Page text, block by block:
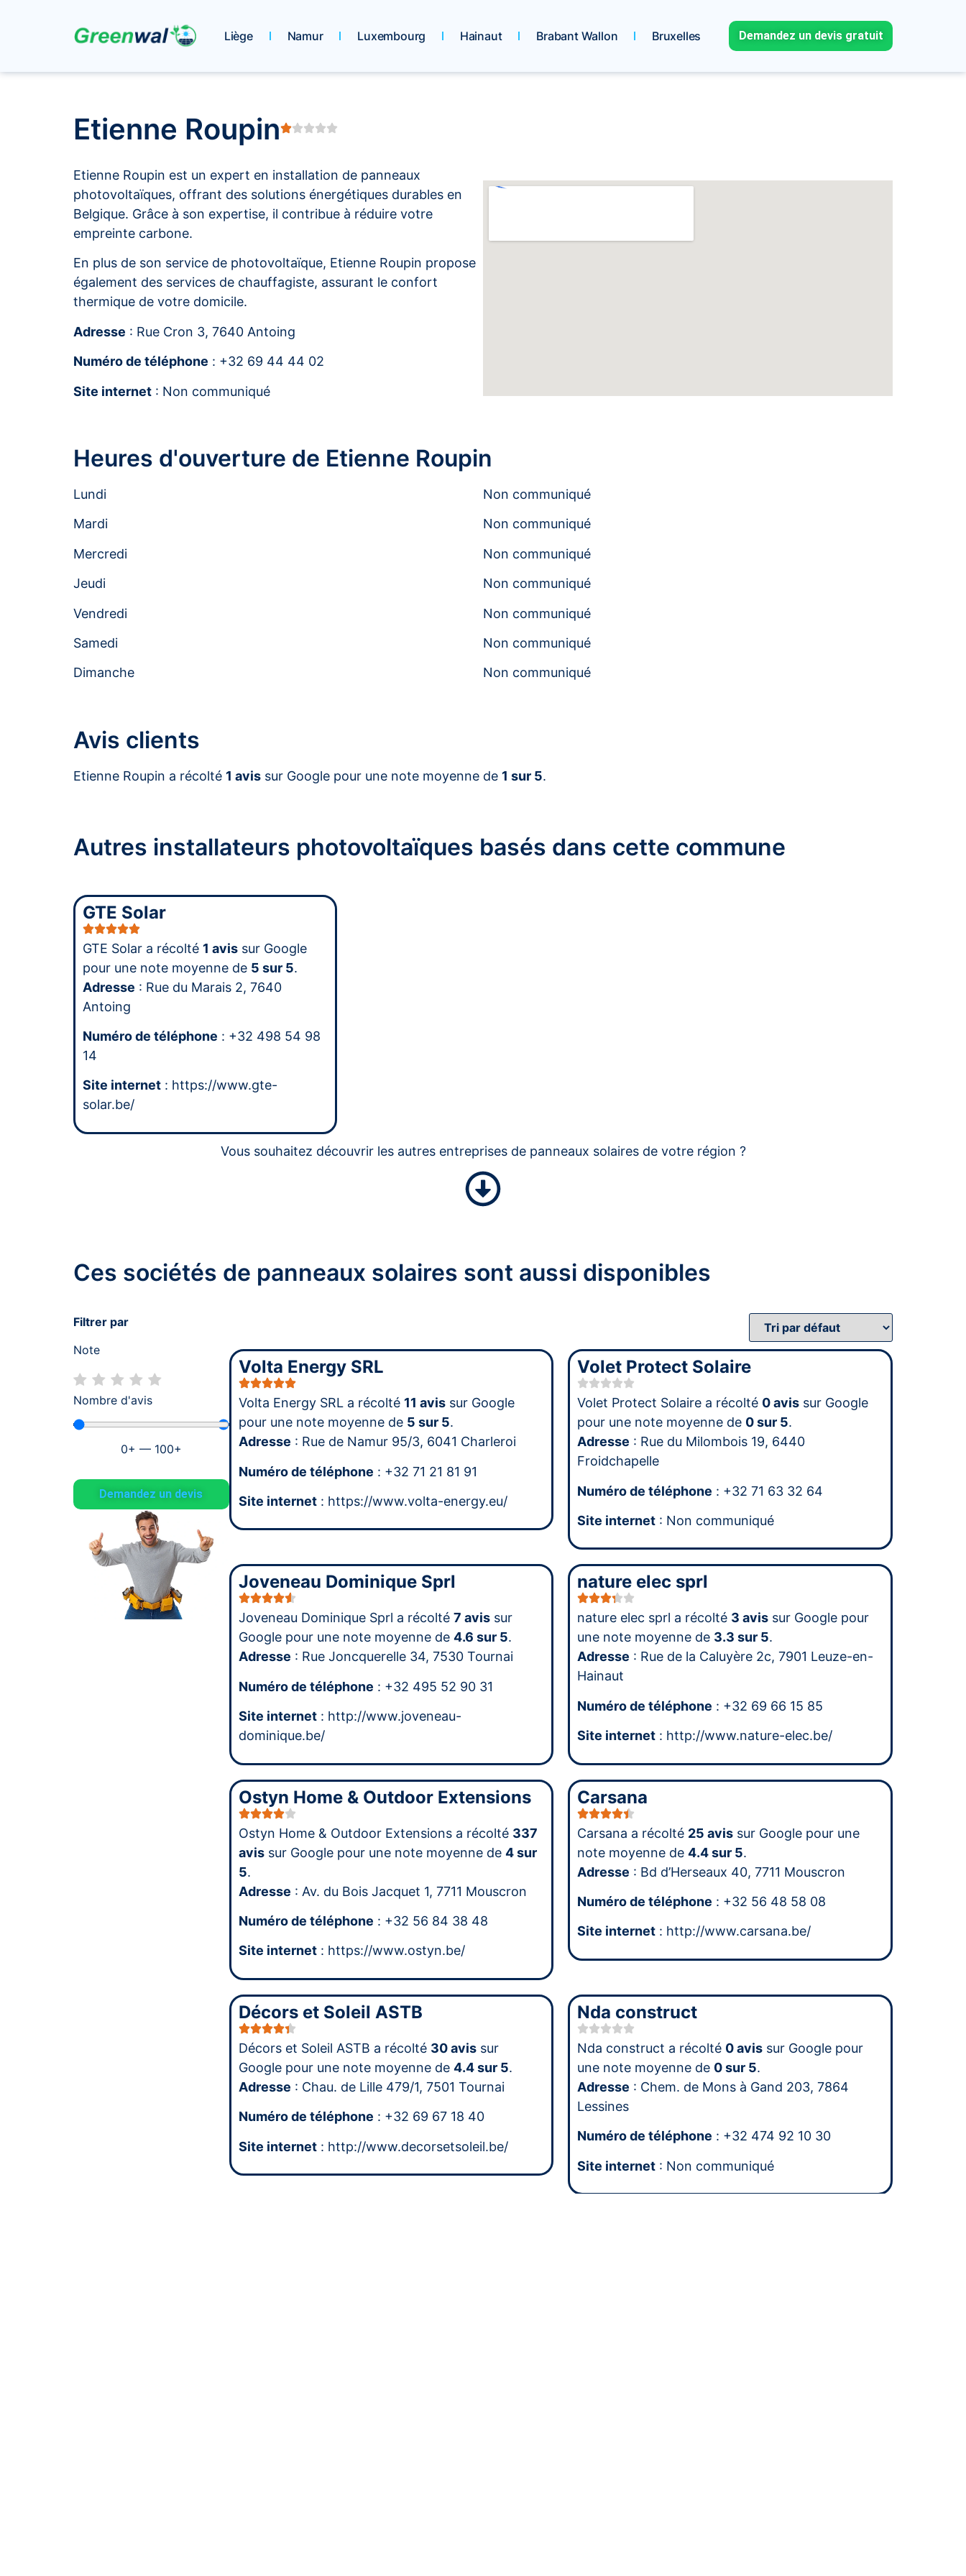
Liège Namur Luxembourg Hainaut Brabant Wallon Bruxelles Demandez un devis gratuit
Etienne Roupin
Etienne Roupin est un expert en installation de panneaux
photovoltaïques, offrant des solutions énergétiques durables en
Belgique. Grâce à son expertise, il contribue à réduire votre
empreinte carbone.
En plus de son service de photovoltaïque, Etienne Roupin propose
également des services de chauffagiste, assurant le confort
thermique de votre domicile.
Adresse : Rue Cron 3, 7640 Antoing
Numéro de téléphone : +32 69 44 44 02
Site internet : Non communiqué
Heures d'ouverture de Etienne Roupin
Lundi
Non communiqué
Mardi
Non communiqué
Mercredi
Non communiqué
Jeudi
Non communiqué
Vendredi
Non communiqué
Samedi
Non communiqué
Dimanche
Non communiqué
Avis clients
Etienne Roupin a récolté 1 avis sur Google pour une note moyenne de 1 sur 5.
Autres installateurs photovoltaïques basés dans cette commune
GTE Solar
GTE Solar a récolté 1 avis sur Google
pour une note moyenne de 5 sur 5.
Adresse : Rue du Marais 2, 7640
Antoing
Numéro de téléphone : +32 498 54 98
14
Site internet : https://www.gte-
solar.be/
Vous souhaitez découvrir les autres entreprises de panneaux solaires de votre région ?
Ces sociétés de panneaux solaires sont aussi disponibles
Filtrer par
Note
Nombre d'avis
0+ — 100+
Demandez un devis
Volta Energy SRL
Volta Energy SRL a récolté 11 avissur Google
pour une note moyenne de 5 sur 5.
Adresse : Rue de Namur 95/3, 6041 Charleroi
Numéro de téléphone : +32 71 21 81 91
Site internet: https://www.volta-energy.eu/
Volet Protect Solaire
Volet Protect Solaire a récolté 0 avis sur Google
pour une note moyenne de 0 sur 5.
Adresse : Rue du Milombois 19, 6440
Froidchapelle
Numéro de téléphone : +32 71 63 32 64
Site internet : Non communiqué
Joveneau Dominique Sprl
Joveneau Dominique Sprl a récolté 7 avissur
Google pour une note moyenne de 4.6 sur 5.
Adresse : Rue Joncquerelle 34, 7530 Tournai
Numéro de téléphone : +32 495 52 90 31
Site internet: http://www.joveneau-
dominique.be/
nature elec sprl
nature elec sprl a récolté 3 avis sur Google pour
une note moyenne de 3.3 sur 5.
Adresse : Rue de la Caluyère 2c, 7901 Leuze-en-
Hainaut
Numéro de téléphone : +32 69 66 15 85
Site internet : http://www.nature-elec.be/
Ostyn Home & Outdoor Extensions
Ostyn Home & Outdoor Extensions a récolté 337
avissur Google pour une note moyenne de 4 sur
5.
Adresse : Av. du Bois Jacquet 1, 7711 Mouscron
Numéro de téléphone : +32 56 84 38 48
Site internet: https://www.ostyn.be/
Carsana
Carsana a récolté 25 avis sur Google pour une
note moyenne de4.4 sur 5.
Adresse : Bd d’Herseaux 40, 7711 Mouscron
Numéro de téléphone : +32 56 48 58 08
Site internet : http://www.carsana.be/
Décors et Soleil ASTB
Décors et Soleil ASTB a récolté 30 avissur
Google pour une note moyenne de 4.4 sur 5.
Adresse : Chau. de Lille 479/1, 7501 Tournai
Numéro de téléphone : +32 69 67 18 40
Site internet: http://www.decorsetsoleil.be/
Nda construct
Nda construct a récolté 0 avis sur Google pour
une note moyenne de 0 sur 5.
Adresse : Chem. de Mons à Gand 203, 7864
Lessines
Numéro de téléphone : +32 474 92 10 30
Site internet : Non communiqué